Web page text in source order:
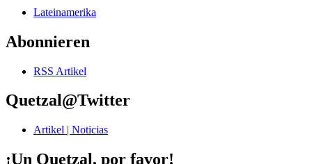
Lateinamerika
Abonnieren
RSS Artikel
Quetzal@Twitter
Artikel | Noticias
¡Un Quetzal, por favor!